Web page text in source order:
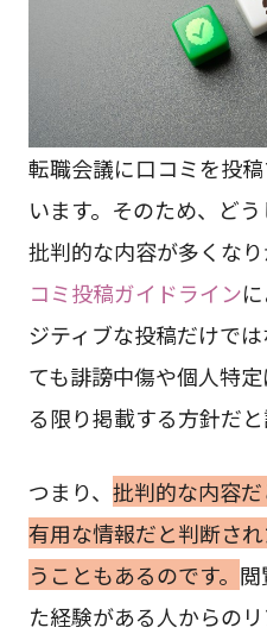
転職会議に口コミを投
います。そのため、ど
批判的な内容が多くな
コミ投稿ガイドライン
ジティブな投稿だけで
ても誹謗中傷や個人特
る限り掲載する方針だと
つまり、 批判的な内容
有用な情報だと判断さ
うこともあるのです。
た経験がある人からの